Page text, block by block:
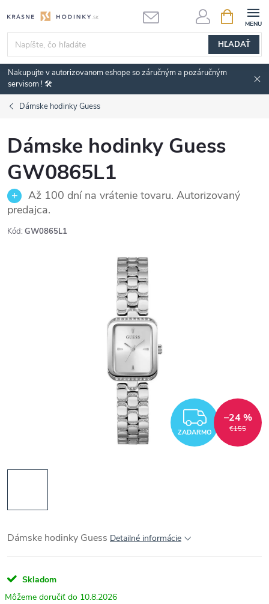
na
obsah
HĽADAŤ
KOŠÍK
Nakupujte v autorizovanom eshope so záručným a pozáručným
servisom ! 🛠️
Dámske hodinky Guess
Dámske hodinky Guess
GW0865L1
Až 100 dní na vrátenie tovaru. Autorizovaný
predajca.
Kód: GW0865L1
ZADARMO €155
–24 %
Dámske hodinky Guess Detailné informácie
Skladom
10.8.2026